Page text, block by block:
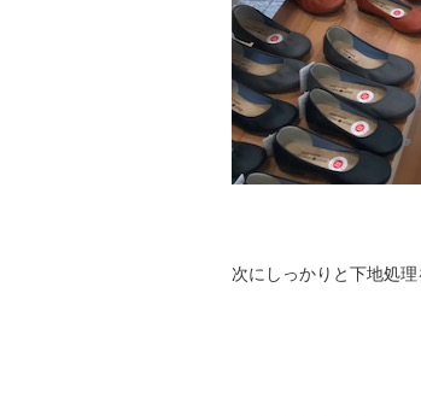
次にしっかりと下地処理